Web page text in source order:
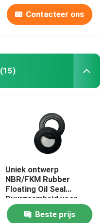
Contacteer ons
(15)
Uniek ontwerp
NBR/FKM Rubber
Floating Oil Seal
Duurzaamheid voor
versnelling
Beste prijs